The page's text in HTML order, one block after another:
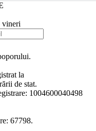
vineri
la
de stat.
1004600040498
67798.